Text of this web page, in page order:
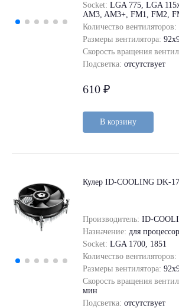
Socket: LGA 775, LGA
AM3, AM3+, FM1, FM2,
Количество вентиляторов:
Размеры вентилятора:
Скорость вращения
Подсветка: отсутствует
610 ₽
В корзину
Кулер ID-COOLING DK-
Производитель: ID-
Назначение: для
Socket: LGA 1700, 1851
Количество вентиляторов:
Размеры вентилятора:
Скорость вращения
мин
Подсветка: отсутствует